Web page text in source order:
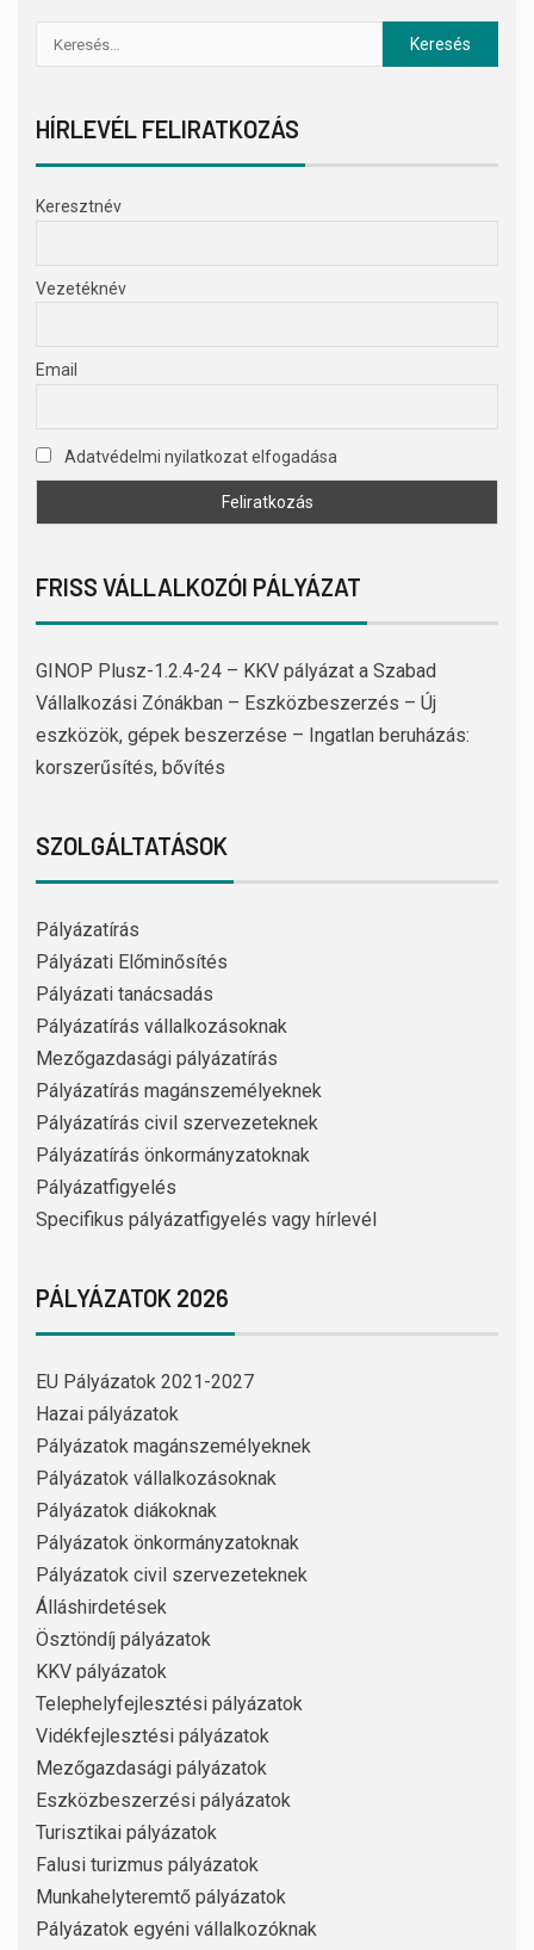
HÍRLEVÉL FELIRATKOZÁS
Keresztnév
Vezetéknév
Email
Adatvédelmi nyilatkozat elfogadása
FRISS VÁLLALKOZÓI PÁLYÁZAT
GINOP Plusz-1.2.4-24 – KKV pályázat a Szabad
Vállalkozási Zónákban – Eszközbeszerzés – Új
eszközök, gépek beszerzése – Ingatlan beruházás:
korszerűsítés, bővítés
SZOLGÁLTATÁSOK
Pályázatírás
Pályázati Előminősítés
Pályázati tanácsadás
Pályázatírás vállalkozásoknak
Mezőgazdasági pályázatírás
Pályázatírás magánszemélyeknek
Pályázatírás civil szervezeteknek
Pályázatírás önkormányzatoknak
Pályázatfigyelés
Specifikus pályázatfigyelés vagy hírlevél
PÁLYÁZATOK 2026
EU Pályázatok 2021-2027
Hazai pályázatok
Pályázatok magánszemélyeknek
Pályázatok vállalkozásoknak
Pályázatok diákoknak
Pályázatok önkormányzatoknak
Pályázatok civil szervezeteknek
Álláshirdetések
Ösztöndíj pályázatok
KKV pályázatok
Telephelyfejlesztési pályázatok
Vidékfejlesztési pályázatok
Mezőgazdasági pályázatok
Eszközbeszerzési pályázatok
Turisztikai pályázatok
Falusi turizmus pályázatok
Munkahelyteremtő pályázatok
Pályázatok egyéni vállalkozóknak